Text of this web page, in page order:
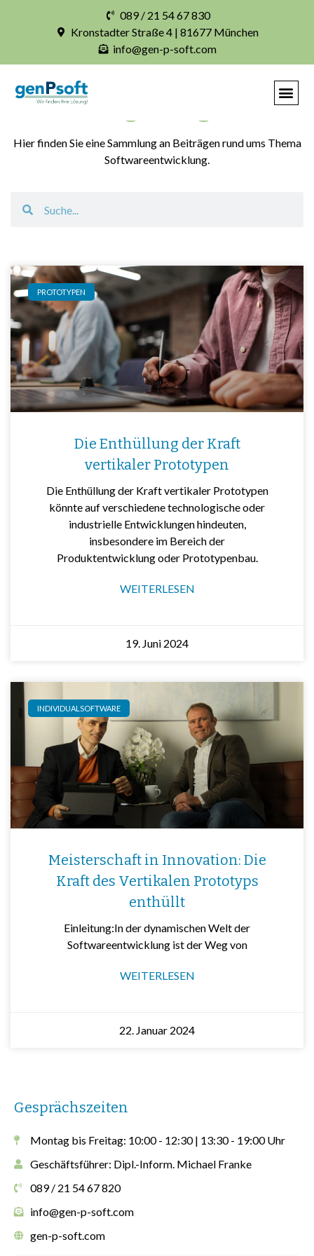
089 / 21 54 67 830
Kronstadter Straße 4 | 81677 München
info@gen-p-soft.com
Hier finden Sie eine Sammlung an Beiträgen rund ums Thema
Softwareentwicklung.
PROTOTYPEN
Die Enthüllung der Kraft
vertikaler Prototypen
Die Enthüllung der Kraft vertikaler Prototypen
könnte auf verschiedene technologische oder
industrielle Entwicklungen hindeuten,
insbesondere im Bereich der
Produktentwicklung oder Prototypenbau.
WEITERLESEN
19. Juni 2024
INDIVIDUALSOFTWARE
Meisterschaft in Innovation: Die
Kraft des Vertikalen Prototyps
enthüllt
Einleitung:In der dynamischen Welt der
Softwareentwicklung ist der Weg von
WEITERLESEN
22. Januar 2024
Gesprächszeiten
Montag bis Freitag: 10:00 - 12:30 | 13:30 - 19:00 Uhr
Geschäftsführer: Dipl.-Inform. Michael Franke
089 / 21 54 67 820
info@gen-p-soft.com
gen-p-soft.com